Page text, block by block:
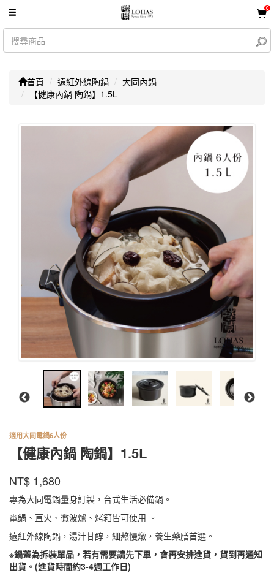
0
首頁 遠紅外線陶鍋
大同內鍋
【健康內鍋 陶鍋】1.5L
適用大同電鍋6人份
【健康內鍋 陶鍋】1.5L
商品代號 EWCP010001BK
EWCP010001BK
品牌
寶
NT$ 1,680
專為大同電鍋量身訂製，台式生活必備鍋。
電鍋、直火、微波爐、烤箱皆可使用 。
遠紅外線陶鍋，湯汁甘醇，細熬慢燉，養生藥膳首選。
※鍋蓋為拆裝單品，若有需要請先下單，會再安排進貨，貨到再通知
出貨。(進貨時間約3-4週工作日)